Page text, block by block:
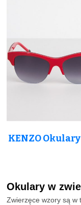
KENZO
Okulary w
Zwierzęce wzory są w